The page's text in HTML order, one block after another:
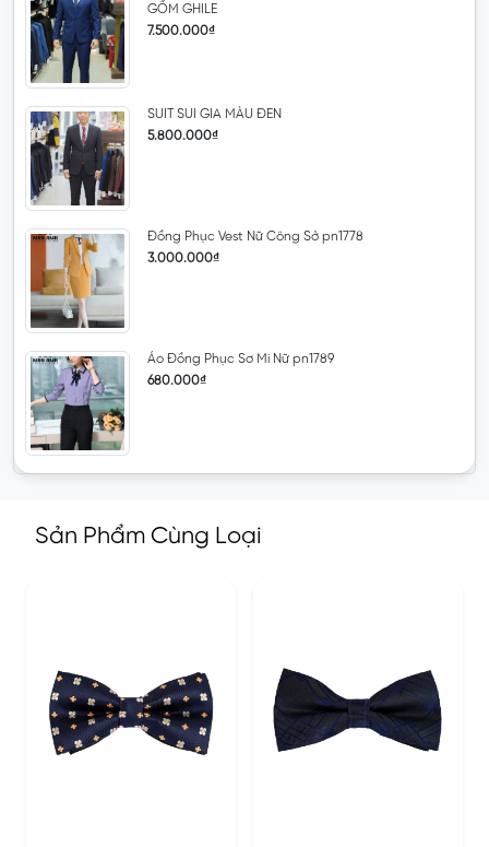
GỒM GHILE
7.500.000₫
SUIT SUI GIA MÀU ĐEN
5.800.000₫
Đồng Phục Vest Nữ Công Sở pn1778
3.000.000₫
Áo Đồng Phục Sơ Mi Nữ pn1789
680.000₫
Sản Phẩm Cùng Loại